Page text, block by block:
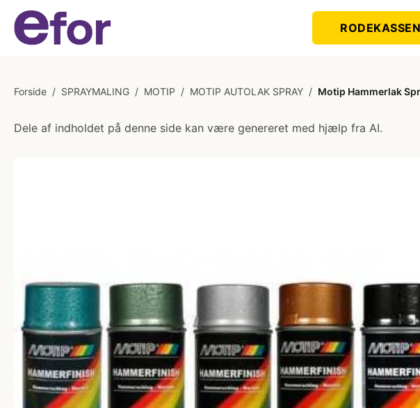
RODEKASSEN
Forside / SPRAYMALING / MOTIP / MOTIP AUTOLAK SPRAY / Motip Hammerlak
Dele af indholdet på denne side kan være genereret med hjælp fra AI.